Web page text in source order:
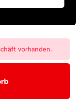
vorhanden.